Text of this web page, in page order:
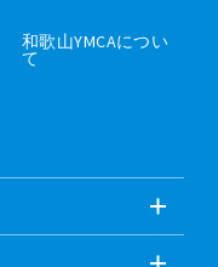
和歌山YMCAについ
て